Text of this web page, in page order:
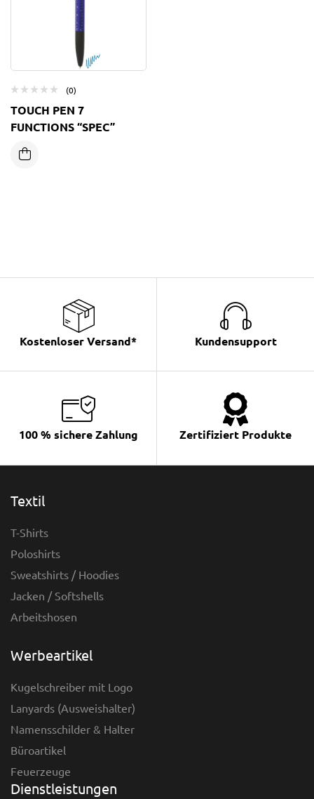
(0)
TOUCH PEN 7
FUNCTIONS “SPEC”
Kostenloser Versand* Kundensupport
100 % sichere Zahlung Zertifiziert Produkte
Textil
T-Shirts
Poloshirts
Sweatshirts / Hoodies
Jacken / Softshells
Arbeitshosen
Werbeartikel
Kugelschreiber mit Logo
Lanyards (Ausweishalter)
Namensschilder & Halter
Büroartikel
Feuerzeuge
Dienstleistungen